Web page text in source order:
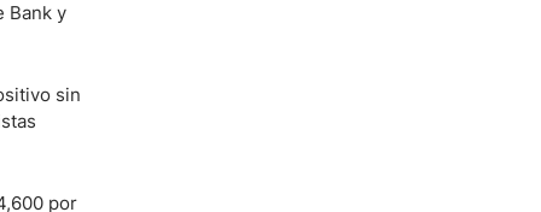
Bank y
sin
por